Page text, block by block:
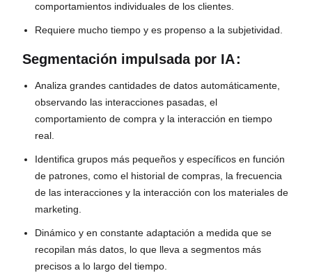
comportamientos individuales de los clientes.
Requiere mucho tiempo y es propenso a la subjetividad.
Segmentación impulsada por IA:
Analiza grandes cantidades de datos automáticamente,
observando las interacciones pasadas, el
comportamiento de compra y la interacción en tiempo
real.
Identifica grupos más pequeños y específicos en función
de patrones, como el historial de compras, la frecuencia
de las interacciones y la interacción con los materiales de
marketing.
Dinámico y en constante adaptación a medida que se
recopilan más datos, lo que lleva a segmentos más
precisos a lo largo del tiempo.